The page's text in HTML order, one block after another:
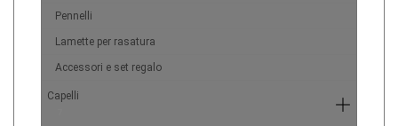
Pennelli
Lamette per rasatura
Accessori e set regalo
Capelli